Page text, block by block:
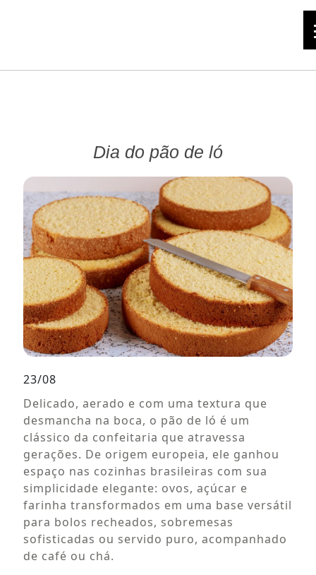
Dia do pão de ló
23/08
Delicado, aerado e com uma textura que
desmancha na boca, o pão de ló é um
clássico da confeitaria que atravessa
gerações. De origem europeia, ele ganhou
espaço nas cozinhas brasileiras com sua
simplicidade elegante: ovos, açúcar e
farinha transformados em uma base versátil
para bolos recheados, sobremesas
sofisticadas ou servido puro, acompanhado
de café ou chá.